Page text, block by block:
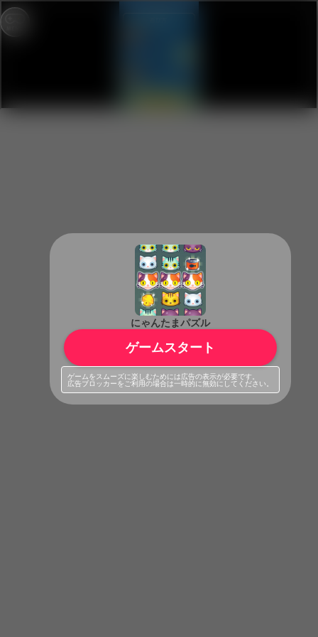
にゃんたまパズル
ゲームスタート
ゲームをスムーズに楽しむためには広告の表示が必要です。
広告ブロッカーをご利用の場合は一時的に無効にしてください。